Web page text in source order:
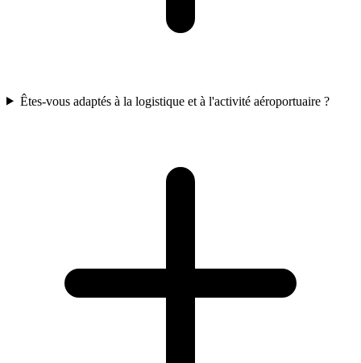
Êtes-vous adaptés à la logistique et à l'activité aéroportuaire ?